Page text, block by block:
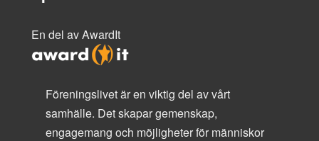
En del av AwardIt
Föreningslivet är en viktig del av vårt
samhälle. Det skapar gemenskap,
engagemang och möjligheter för människor